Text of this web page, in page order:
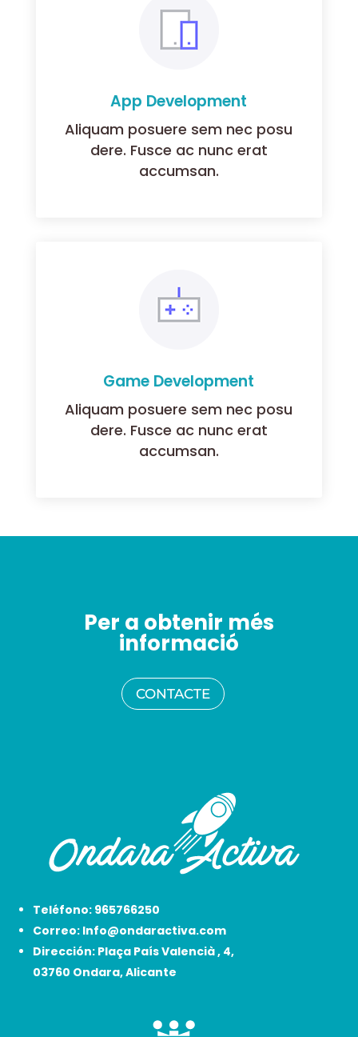
App Development
Aliquam posuere sem nec posu
dere. Fusce ac nunc erat
accumsan.
Game Development
Aliquam posuere sem nec posu
dere. Fusce ac nunc erat
accumsan.
Per a obtenir més
informació
CONTACTE
Teléfono: 965766250
Correo: Info@ondaractiva.com
Dirección: Plaça País Valencià , 4,
03760 Ondara, Alicante